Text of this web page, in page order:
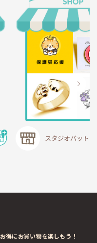
スタジオバット
お得にお買い物を楽しもう！